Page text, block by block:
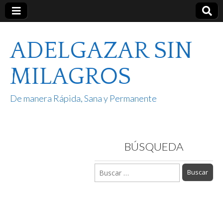
ADELGAZAR SIN
MILAGROS
De manera Rápida, Sana y Permanente
BÚSQUEDA
Buscar: